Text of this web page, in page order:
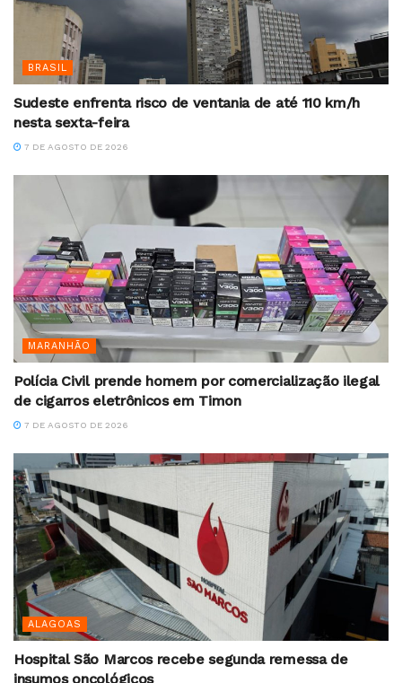
BRASIL
Sudeste enfrenta risco de ventania de até 110 km/h
nesta sexta-feira
7 DE AGOSTO DE 2026
MARANHÃO
Polícia Civil prende homem por comercialização ilegal
de cigarros eletrônicos em Timon
7 DE AGOSTO DE 2026
ALAGOAS
Hospital São Marcos recebe segunda remessa de
insumos oncológicos